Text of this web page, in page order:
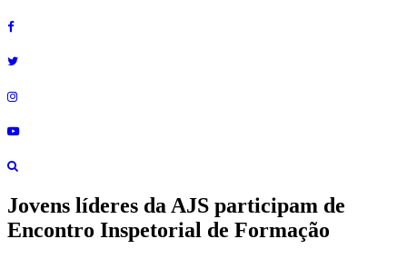
Jovens líderes da AJS participam de
Encontro Inspetorial de Formação